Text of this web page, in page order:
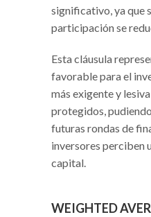
significativo, ya que
participación se
Esta cláusula
favorable para el
más exigente y
protegidos,
futuras rondas de
inversores perciben
capital.
WEIGHTED